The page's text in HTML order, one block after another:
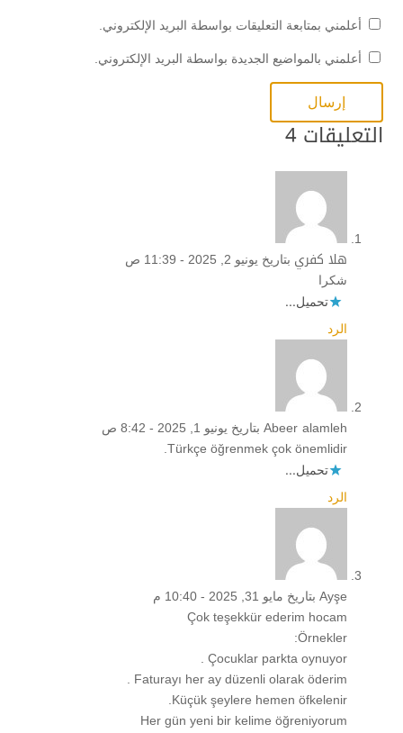
أعلمني بمتابعة التعليقات بواسطة البريد الإلكتروني.
أعلمني بالمواضيع الجديدة بواسطة البريد الإلكتروني.
التعليقات 4
هلا كفري بتاريخ يونيو 2, 2025 - 11:39 ص
شكرا
تحميل...
الرد
Abeer alamleh بتاريخ يونيو 1, 2025 - 8:42 ص
Türkçe öğrenmek çok önemlidir.
تحميل...
الرد
Ayşe بتاريخ مايو 31, 2025 - 10:40 م
Çok teşekkür ederim hocam
Örnekler:
Çocuklar parkta oynuyor .
Faturayı her ay düzenli olarak öderim .
Küçük şeylere hemen öfkelenir.
Her gün yeni bir kelime öğreniyorum